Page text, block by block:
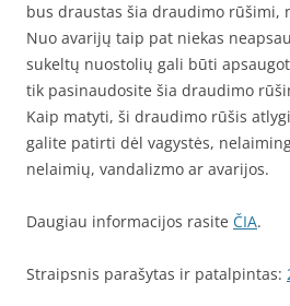
bus draustas šia draudimo rūšimi,
Nuo avarijų taip pat niekas
sukeltų nuostolių gali būti
tik pasinaudosite šia draudimo
Kaip matyti, ši draudimo rūšis
galite patirti dėl vagystės,
nelaimių, vandalizmo ar avarijos.
Daugiau informacijos rasite ČIA.
Straipsnis parašytas ir patalpintas: